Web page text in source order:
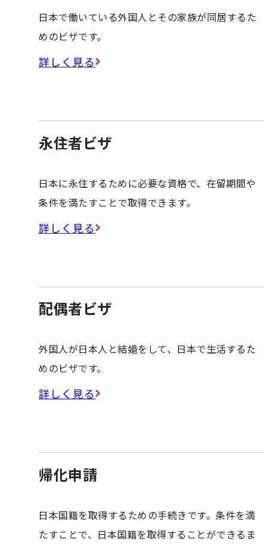
日本で働いている外国人とその家族が同居するた
めのビザです。
詳しく見る
永住者ビザ
日本に永住するために必要な資格で、在留期間や
条件を満たすことで取得できます。
詳しく見る
配偶者ビザ
外国人が日本人と結婚をして、日本で生活するた
めのビザです。
詳しく見る
帰化申請
日本国籍を取得するための手続きです。条件を満
たすことで、日本国籍を取得することができるま